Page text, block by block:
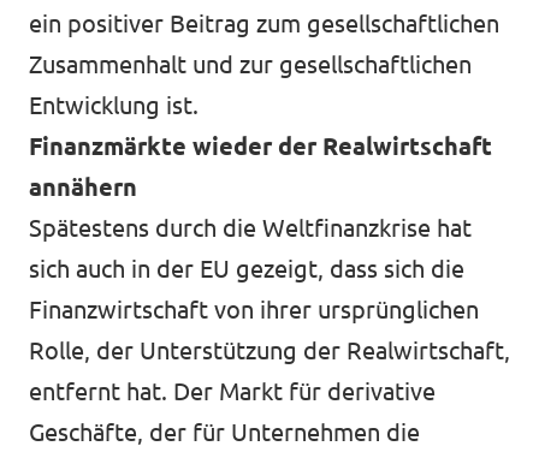
ein positiver Beitrag zum gesellschaftlichen
Zusammenhalt und zur gesellschaftlichen
Entwicklung ist.
Finanzmärkte wieder der Realwirtschaft
annähern
Spätestens durch die Weltfinanzkrise hat
sich auch in der EU gezeigt, dass sich die
Finanzwirtschaft von ihrer ursprünglichen
Rolle, der Unterstützung der Realwirtschaft,
entfernt hat. Der Markt für derivative
Geschäfte, der für Unternehmen die